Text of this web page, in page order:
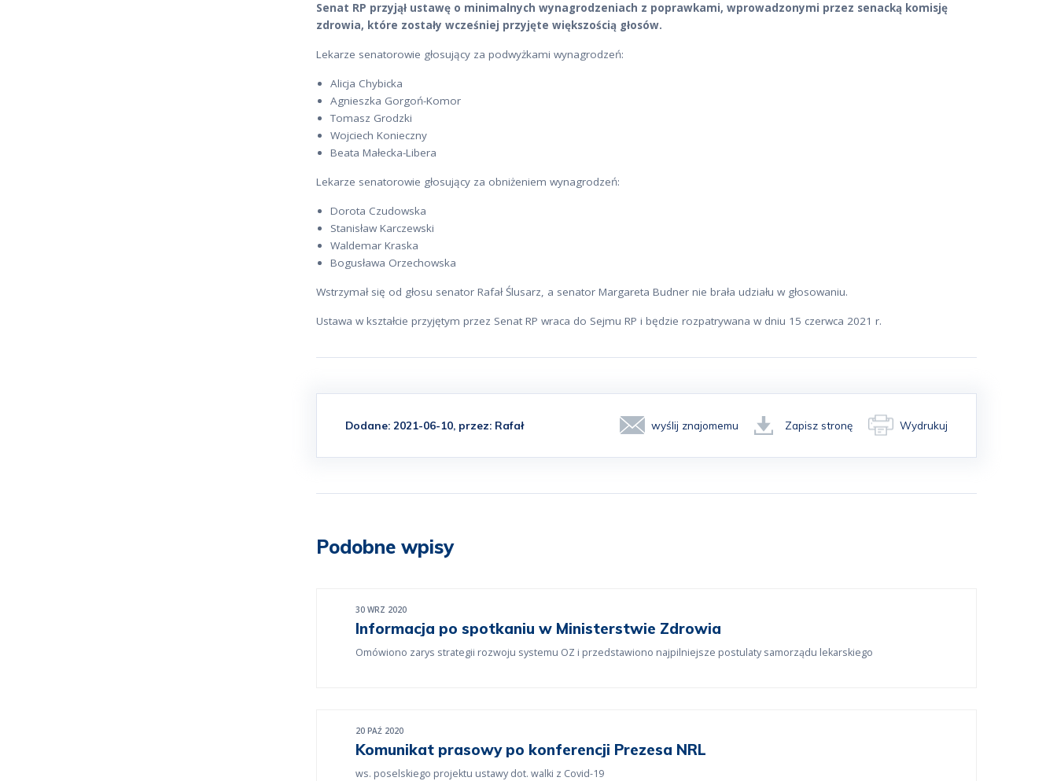
Senat RP przyjął ustawę o minimalnych wynagrodzeniach z poprawkami, wprowadzonymi przez senacką komisję
zdrowia, które zostały wcześniej przyjęte większością głosów.
Lekarze senatorowie głosujący za podwyżkami wynagrodzeń:
Alicja Chybicka
Agnieszka Gorgoń-Komor
Tomasz Grodzki
Wojciech Konieczny
Beata Małecka-Libera
Lekarze senatorowie głosujący za obniżeniem wynagrodzeń:
Dorota Czudowska
Stanisław Karczewski
Waldemar Kraska
Bogusława Orzechowska
Wstrzymał się od głosu senator Rafał Ślusarz, a senator Margareta Budner nie brała udziału w głosowaniu.
Ustawa w kształcie przyjętym przez Senat RP wraca do Sejmu RP i będzie rozpatrywana w dniu 15 czerwca 2021 r.
Dodane: 2021-06-10, przez: Rafał wyślij znajomemu Zapisz stronę Wydrukuj
Podobne wpisy
30 WRZ 2020
Informacja po spotkaniu w Ministerstwie Zdrowia
Omówiono zarys strategii rozwoju systemu OZ i przedstawiono najpilniejsze postulaty samorządu lekarskiego
20 PAŹ 2020
Komunikat prasowy po konferencji Prezesa NRL
ws. poselskiego projektu ustawy dot. walki z Covid-19